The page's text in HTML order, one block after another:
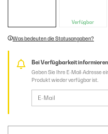
Verfügbar
Was bedeuten die Statusangaben?
Bei Verfügbarkeit
Geben Sie Ihre E-Mail-Adresse
Produkt wieder verfügbar ist.